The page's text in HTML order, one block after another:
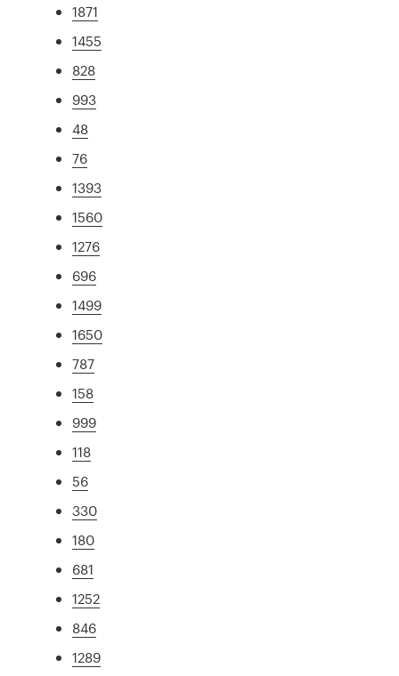
1871
1455
828
993
48
76
1393
1560
1276
696
1499
1650
787
158
999
118
56
330
180
681
1252
846
1289